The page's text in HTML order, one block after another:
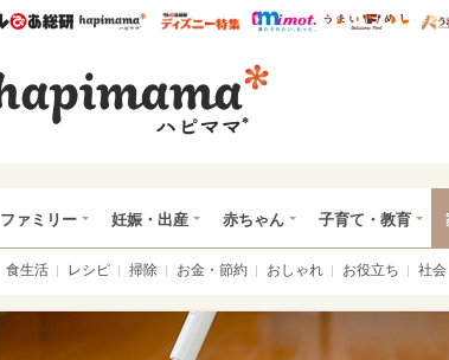
ウレぴあ総研ハピママ* ウレぴあ総研 ディズニ
mimot. う
ファミリー 妊娠・出産 赤ちゃん 子育て・教育
食生活 レシピ 掃除 お金・節約 おしゃれ お役立ち 社